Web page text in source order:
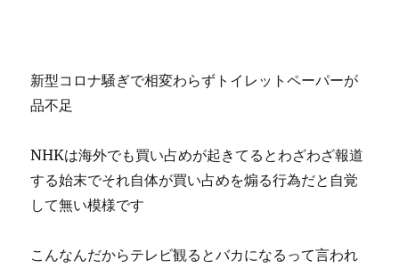
新型コロナ騒ぎで相変わらずトイレットペーパーが
品不足
NHKは海外でも買い占めが起きてるとわざわざ報道
する始末でそれ自体が買い占めを煽る行為だと自覚
して無い模様です
こんなんだからテレビ観るとバカになるって言われ